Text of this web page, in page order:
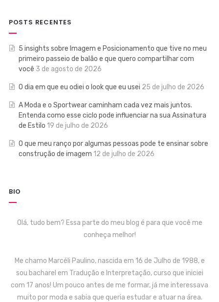
POSTS RECENTES
5 insights sobre Imagem e Posicionamento que tive no meu
primeiro passeio de balão e que quero compartilhar com
você 3 de agosto de 2026
O dia em que eu odiei o look que eu usei 25 de julho de 2026
A Moda e o Sportwear caminham cada vez mais juntos.
Entenda como esse ciclo pode influenciar na sua Assinatura
de Estilo 19 de julho de 2026
O que meu ranço por algumas pessoas pode te ensinar sobre
construção de imagem 12 de julho de 2026
BIO
Olá, tudo bem? Essa parte do meu blog é para que você me
conheça melhor!
Me chamo Marcéli Paulino, nascida em 16 de Julho de 1988, e
sou bacharel em Tradução e Interpretação, curso que iniciei
com 17 anos! Um pouco antes de me formar, já me interessava
muito por moda e sabia que queria estudar e atuar na área.